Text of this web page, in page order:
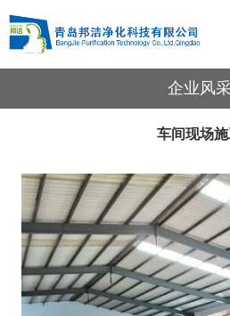
企业风
车间现场